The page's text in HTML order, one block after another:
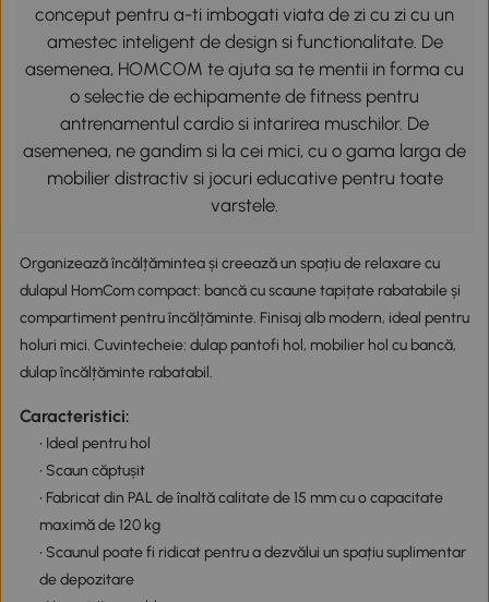
conceput pentru a-ti imbogati viata de zi cu zi cu un
amestec inteligent de design si functionalitate. De
asemenea, HOMCOM te ajuta sa te mentii in forma cu
o selectie de echipamente de fitness pentru
antrenamentul cardio si intarirea muschilor. De
asemenea, ne gandim si la cei mici, cu o gama larga de
mobilier distractiv si jocuri educative pentru toate
varstele.
Organizează încălțămintea și creează un spațiu de relaxare cu
dulapul HomCom compact: bancă cu scaune tapițate rabatabile și
compartiment pentru încălțăminte. Finisaj alb modern, ideal pentru
holuri mici. Cuvintecheie: dulap pantofi hol, mobilier hol cu bancă,
dulap încălțăminte rabatabil.
Caracteristici:
• Ideal pentru hol
• Scaun căptușit
• Fabricat din PAL de înaltă calitate de 15 mm cu o capacitate
maximă de 120 kg
• Scaunul poate fi ridicat pentru a dezvălui un spațiu suplimentar
de depozitare